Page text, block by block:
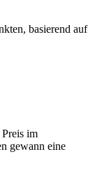
basierend auf
im
gewann eine